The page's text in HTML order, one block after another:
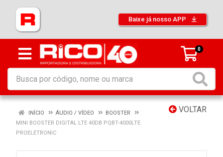
Baixe já nosso APP
0
VOLTAR
INÍCIO ÁUDIO / VÍDEO
BOOSTER
MINI BOOSTER DIGITAL LTE 40DB PQBT-4000LTE
PROELETRONIC